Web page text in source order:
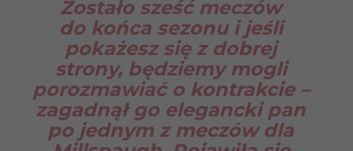
Zostało sześć meczów
do końca sezonu i jeśli
pokażesz się z dobrej
strony, będziemy mogli
porozmawiać o kontrakcie–
zagadnął go elegancki pan
po jednym z meczów dla